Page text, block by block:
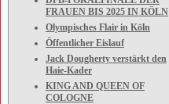
FRAUEN BIS 2025 IN KÖLN
Olympisches Flair in Köln
Öffentlicher Eislauf
Jack Dougherty verstärkt den
Haie-Kader
KING AND QUEEN OF
COLOGNE